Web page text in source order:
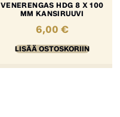
VENERENGAS HDG 8 X 100
MM KANSIRUUVI
6,00 €
LISÄÄ OSTOSKORIIN